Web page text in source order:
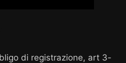
di registrazione, art 3-